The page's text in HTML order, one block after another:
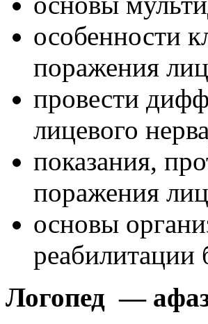
особенности
поражения
провести
лицевого
показания,
поражения
основы
реабилитации
Логопед —